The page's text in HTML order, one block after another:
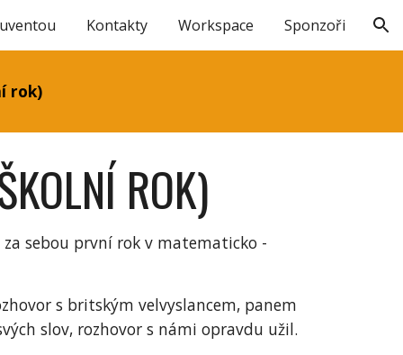
Kontakty Workspace Sponzoři
rok)
ROK)
sebou první rok v matematicko -
s britským velvyslancem, panem
slov, rozhovor s námi opravdu užil.